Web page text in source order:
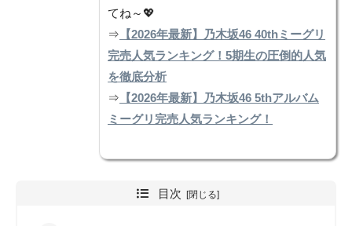
てね～💖
⇒ 【2026年最新】乃木坂46 40thミーグリ
完売人気ランキング！5期生の圧倒的人気
を徹底分析
⇒ 【2026年最新】乃木坂46 5thアルバム
ミーグリ完売人気ランキング！
目次